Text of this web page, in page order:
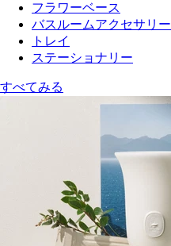
フラワーベース
バスルームアクセサリー
トレイ
ステーショナリー
すべてみる